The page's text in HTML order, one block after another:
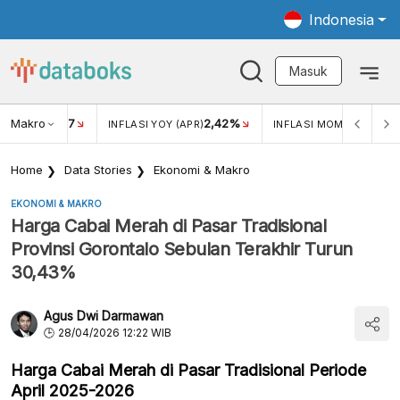
Indonesia
Masuk
Makro
USD/IDR 17 INFLASI YOY (APR)2,42% INFLASI MOM (MAR)
Home Data Stories Ekonomi & Makro
EKONOMI & MAKRO
Harga Cabai Merah di Pasar Tradisional
Provinsi Gorontalo Sebulan Terakhir Turun
30,43%
Agus Dwi Darmawan
28/04/2026 12:22 WIB
Harga Cabai Merah di Pasar Tradisional Periode
April 2025-2026